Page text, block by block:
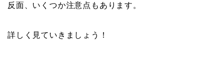
反面、いくつか注意点もあります。
詳しく見ていきましょう！